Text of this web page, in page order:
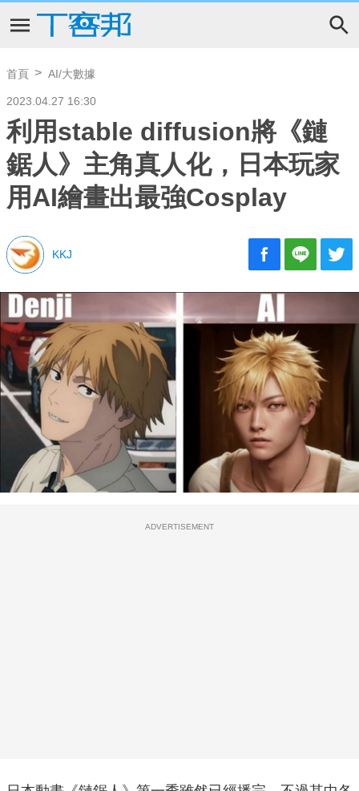
首頁 AI/大數據
2023.04.27 16:30
利用stable diffusion將《鏈
鋸人》主角真人化，日本玩家
用AI繪畫出最強Cosplay
KKJ
ADVERTISEMENT